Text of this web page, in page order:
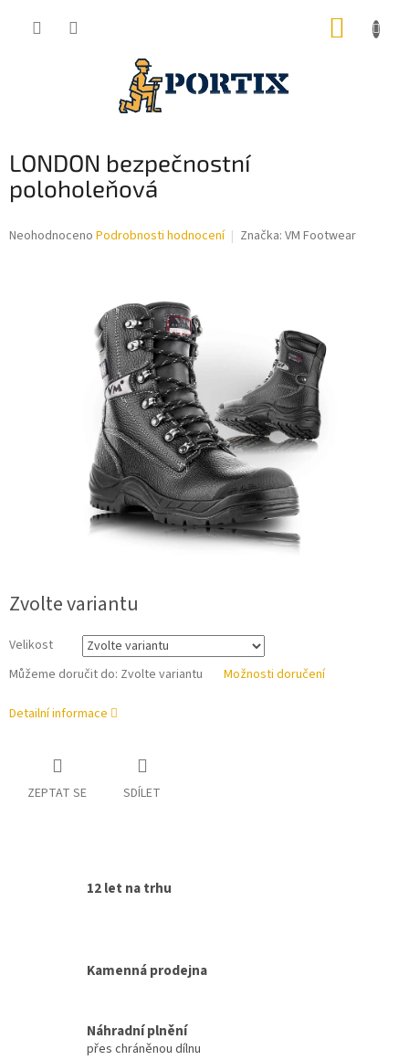
LONDON bezpečnostní
poloholeňová
Průměrné
Neohodnoceno Podrobnosti hodnocení Značka: VM Footwear
Zvolte variantu
Velikost
Můžeme doručit do: Zvolte variantu Možnosti doručení
Detailní informace
ZEPTAT SE SDÍLET
12 let na trhu
Kamenná prodejna
Náhradní plnění
přes chráněnou dílnu